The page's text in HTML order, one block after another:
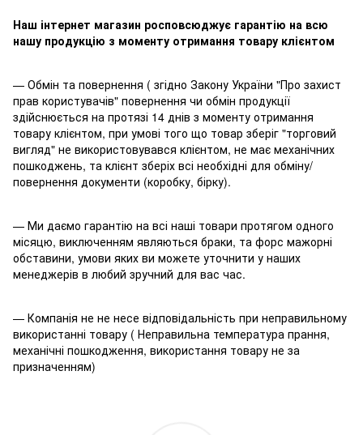
Наш інтернет магазин росповсюджує гарантію на всю
нашу продукцію з моменту отримання товару клієнтом
— Обмін та повернення ( згідно Закону України "Про захист
прав користувачів" повернення чи обмін продукції
здійснюється на протязі 14 днів з моменту отримання
товару клієнтом, при умові того що товар зберіг "торговий
вигляд" не використовувався клієнтом, не має механічних
пошкоджень, та клієнт зберіх всі необхідні для обміну/
повернення документи (коробку, бірку).
— Ми даємо гарантію на всі наші товари протягом одного
місяцю, виключенням являються браки, та форс мажорні
обставини, умови яких ви можете уточнити у наших
менеджерів в любий зручний для вас час.
— Компанія не не несе відповідальність при неправильному
використанні товару ( Неправильна температура прання,
механічні пошкодження, використання товару не за
призначенням)